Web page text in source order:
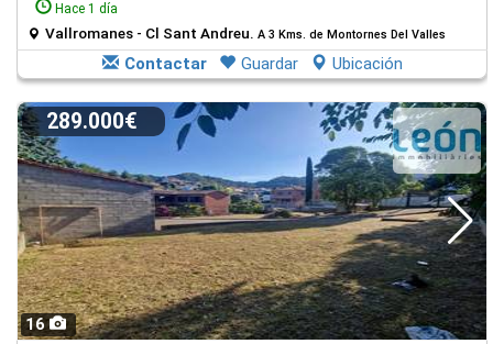
Hace 1 día
Vallromanes - Cl Sant Andreu. A 3 Kms. de Montornes Del Valles
Contactar Guardar Ubicación
16
289.000€